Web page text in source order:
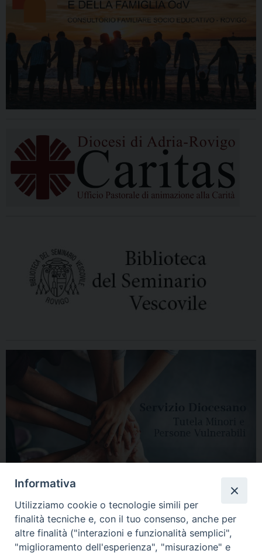
Informativa
Utilizziamo cookie o tecnologie simili per
finalità tecniche e, con il tuo consenso, anche per
altre finalità ("interazioni e funzionalità semplici",
"miglioramento dell'esperienza", "misurazione" e